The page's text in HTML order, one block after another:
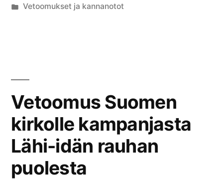
julkaisija
Julkaistu
Vetoomukset ja kannanotot
Vetoomus Suomen
kirkolle kampanjasta
Lähi-idän rauhan
puolesta